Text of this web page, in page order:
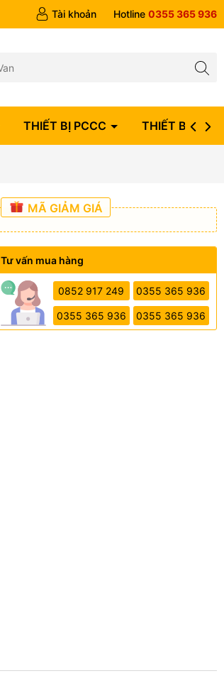
Tài khoản Hotline 0355 365 936
THIẾT BỊ PCCC THIẾT BỊ ĐIỆN
MÃ GIẢM GIÁ
Tư vấn mua hàng
0852 917 249 0355 365 936
0355 365 936 0355 365 936